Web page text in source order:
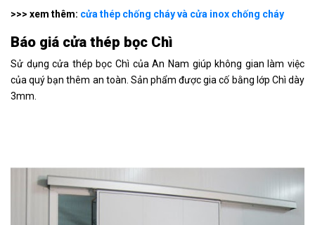
>>> xem thêm: cửa thép chống cháy và cửa inox chống cháy
Báo giá cửa thép bọc Chì
Sử dụng cửa thép bọc Chì của An Nam giúp không gian làm việc
của quý bạn thêm an toàn. Sản phẩm được gia cố bằng lớp Chì dày
3mm.